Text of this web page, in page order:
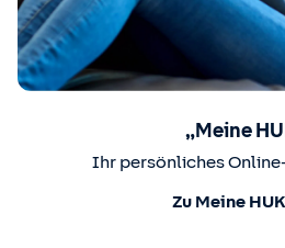
„Meine
Ihr persönliches
Zu Meine HUK